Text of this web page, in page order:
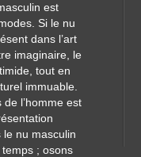
est
Si le nu
dans l’art
imaginaire, le
tout en
immuable.
l’homme est
nu masculin
temps ; osons